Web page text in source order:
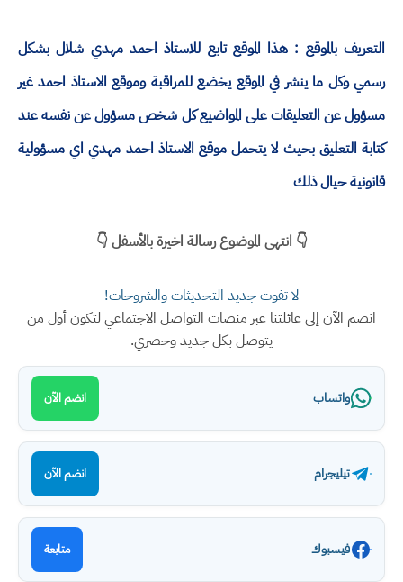
التعريف بالموقع : هذا الموقع تابع للاستاذ احمد مهدي شلال بشكل
رسمي وكل ما ينشر في الموقع يخضع للمراقبة وموقع الاستاذ احمد غير
مسؤول عن التعليقات على المواضيع كل شخص مسؤول عن نفسه عند
كتابة التعليق بحيث لا يتحمل موقع الاستاذ احمد مهدي اي مسؤولية
قانونية حيال ذلك
👇 انتهى الموضوع رسالة اخيرة بالأسفل 👇
لا تفوت جديد التحديثات والشروحات!
انضم الآن إلى عائلتنا عبر منصات التواصل الاجتماعي لتكون أول من
يتوصل بكل جديد وحصري.
واتساب انضم الآن
تيليجرام انضم الآن
فيسبوك متابعة